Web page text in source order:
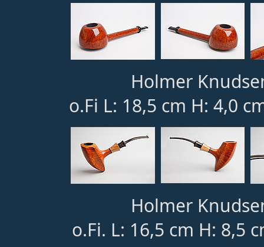
Holmer
o.Fi L: 18,5 cm H: 4,0
Holmer
o.Fi. L: 16,5 cm H: 8,5